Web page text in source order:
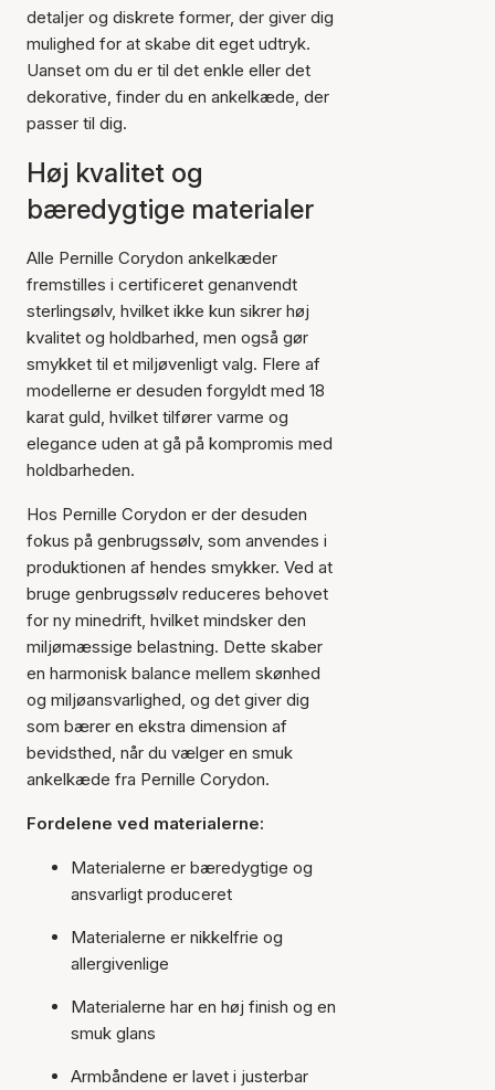
detaljer og diskrete former, der giver dig
mulighed for at skabe dit eget udtryk.
Uanset om du er til det enkle eller det
dekorative, finder du en ankelkæde, der
passer til dig.
Høj kvalitet og
bæredygtige materialer
Alle Pernille Corydon ankelkæder
fremstilles i certificeret genanvendt
sterlingsølv, hvilket ikke kun sikrer høj
kvalitet og holdbarhed, men også gør
smykket til et miljøvenligt valg. Flere af
modellerne er desuden forgyldt med 18
karat guld, hvilket tilfører varme og
elegance uden at gå på kompromis med
holdbarheden.
Hos Pernille Corydon er der desuden
fokus på genbrugssølv, som anvendes i
produktionen af hendes smykker. Ved at
bruge genbrugssølv reduceres behovet
for ny minedrift, hvilket mindsker den
miljømæssige belastning. Dette skaber
en harmonisk balance mellem skønhed
og miljøansvarlighed, og det giver dig
som bærer en ekstra dimension af
bevidsthed, når du vælger en smuk
ankelkæde fra Pernille Corydon.
Fordelene ved materialerne:
Materialerne er bæredygtige og
ansvarligt produceret
Materialerne er nikkelfrie og
allergivenlige
Materialerne har en høj finish og en
smuk glans
Armbåndene er lavet i justerbar